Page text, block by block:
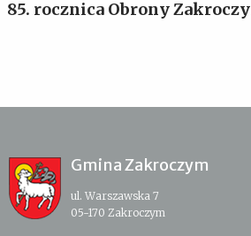
85. rocznica Obrony
Gmina Zakroczym
ul. Warszawska 7
05-170 Zakroczym